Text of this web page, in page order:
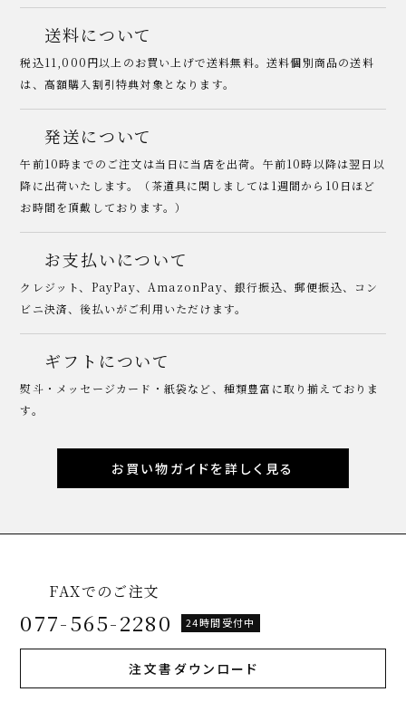
送料について
税込11,000円以上のお買い上げで送料無料。送料個別商品の送料
は、高額購入割引特典対象となります。
発送について
午前10時までのご注文は当日に当店を出荷。午前10時以降は翌日以
降に出荷いたします。（茶道具に関しましては1週間から10日ほど
お時間を頂戴しております。）
お支払いについて
クレジット、PayPay、AmazonPay、銀行振込、郵便振込、コン
ビニ決済、後払いがご利用いただけます。
ギフトについて
熨斗・メッセージカード・紙袋など、種類豊富に取り揃えておりま
す。
お買い物ガイドを詳しく見る
FAXでのご注文
077-565-2280 24時間受付中
注文書ダウンロード